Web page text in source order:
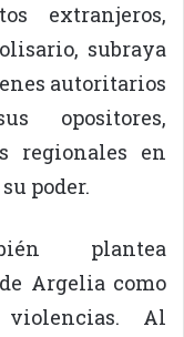
extranjeros,
subraya
autoritarios
opositores,
regionales en
poder.
plantea
Argelia como
Al